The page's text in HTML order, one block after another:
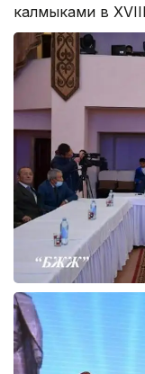
калмыками в